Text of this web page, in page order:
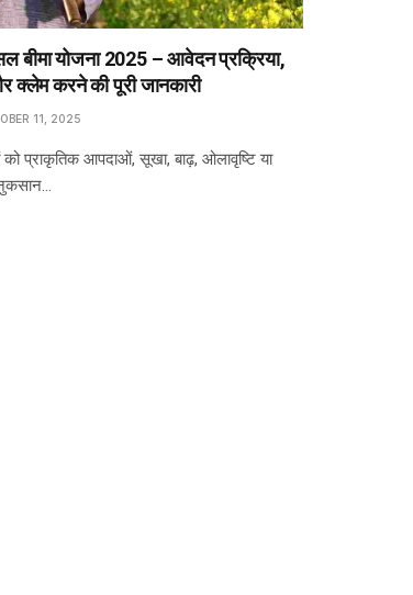
बीमा योजना 2025 – आवेदन प्रक्रिया,
क्लेम करने की पूरी जानकारी
11, 2025
प्राकृतिक आपदाओं, सूखा, बाढ़, ओलावृष्टि या